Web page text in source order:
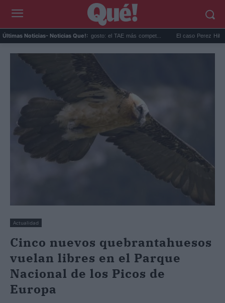
Últimas Noticias- Noticias Que!:
Las mejores hipotecas de agosto: el TAE más compet... El caso Perez Hilton: su
Actualidad
Cinco nuevos quebrantahuesos
vuelan libres en el Parque
Nacional de los Picos de
Europa